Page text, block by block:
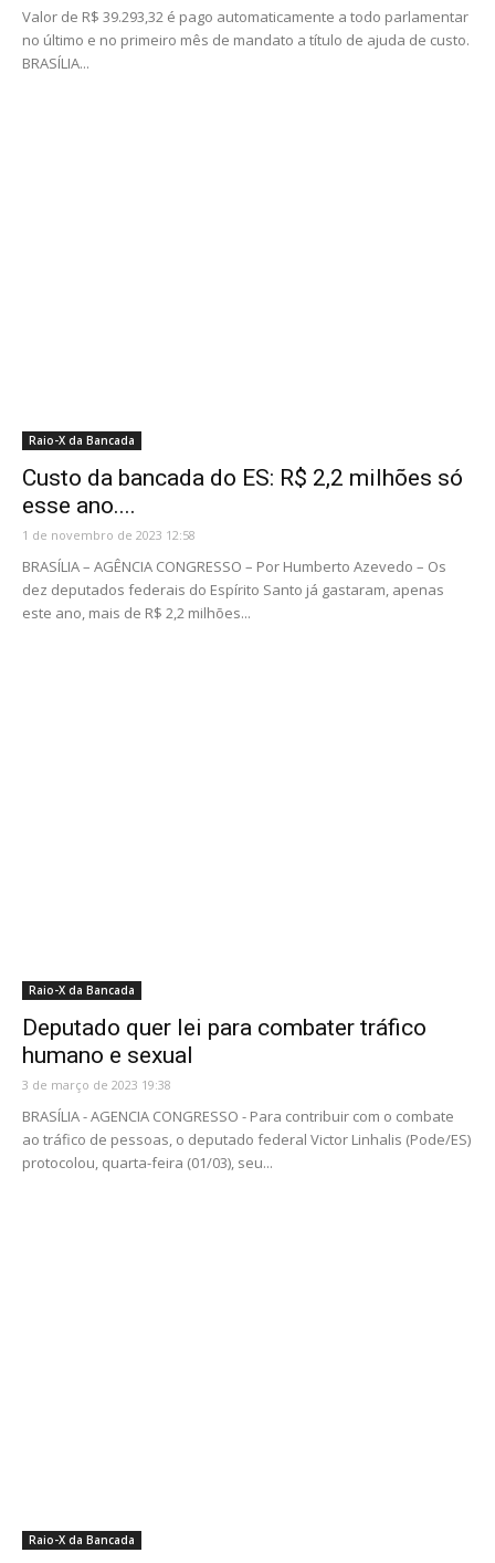
Valor de R$ 39.293,32 é pago automaticamente a todo parlamentar
no último e no primeiro mês de mandato a título de ajuda de custo.
BRASÍLIA...
Raio-X da Bancada
Custo da bancada do ES: R$ 2,2 milhões só
esse ano....
1 de novembro de 2023 12:58
BRASÍLIA – AGÊNCIA CONGRESSO – Por Humberto Azevedo – Os
dez deputados federais do Espírito Santo já gastaram, apenas
este ano, mais de R$ 2,2 milhões...
Raio-X da Bancada
Deputado quer lei para combater tráfico
humano e sexual
3 de março de 2023 19:38
BRASÍLIA - AGENCIA CONGRESSO - Para contribuir com o combate
ao tráfico de pessoas, o deputado federal Victor Linhalis (Pode/ES)
protocolou, quarta-feira (01/03), seu...
Raio-X da Bancada